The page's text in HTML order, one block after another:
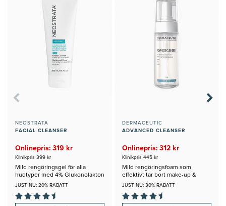
NEOSTRATA
FACIAL CLEANSER
Onlinepris: 319 kr
Klinikpris 399 kr
Mild rengöringsgel för alla
hudtyper med 4% Glukonolakton
JUST NU: 20% RABATT
DERMACEUTIC
ADVANCED CLEANSER
Onlinepris: 312 kr
Klinikpris 445 kr
Mild rengöringsfoam som
effektivt tar bort make-up &
överskott av talg
JUST NU: 30% RABATT